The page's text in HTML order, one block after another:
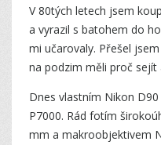
V 80tých letech jsem
a vyrazil s batohem do
mi učarovaly. Přešel
na podzim měli proč sejít
Dnes vlastním Nikon
P7000. Rád fotím
mm a makroobjektivem